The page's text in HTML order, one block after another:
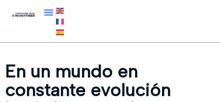
En un mundo en
constante evolución